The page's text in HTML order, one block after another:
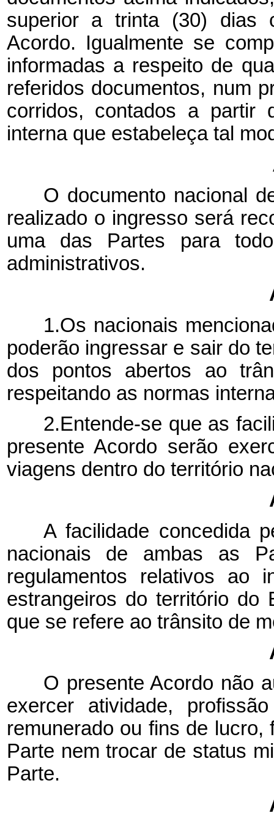
superior a trinta (30) dias
Acordo. Igualmente se
informadas a respeito de
referidos documentos, num
corridos, contados a partir
interna que estabeleça tal
O documento nacional
realizado o ingresso será
uma das Partes para
administrativos.
1.Os nacionais
poderão ingressar e sair do
dos pontos abertos ao
respeitando as normas
2.Entende-se que as
presente Acordo serão
viagens dentro do território
A facilidade concedida
nacionais de ambas as
regulamentos relativos ao
estrangeiros do território do
que se refere ao trânsito de
O presente Acordo não
exercer atividade,
remunerado ou fins de
Parte nem trocar de status
Parte.